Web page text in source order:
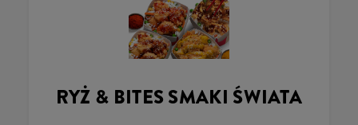
RYŻ & BITES SMAKI ŚWIATA